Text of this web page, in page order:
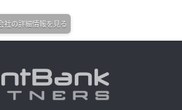
社の詳細情報を見る